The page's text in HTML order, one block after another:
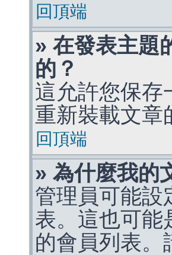
回頂端
» 在發表主題
的？
這允許您保存
重新裝載文章
回頂端
» 為什麼我的
管理員可能設
表。這也可能
的會員列表。